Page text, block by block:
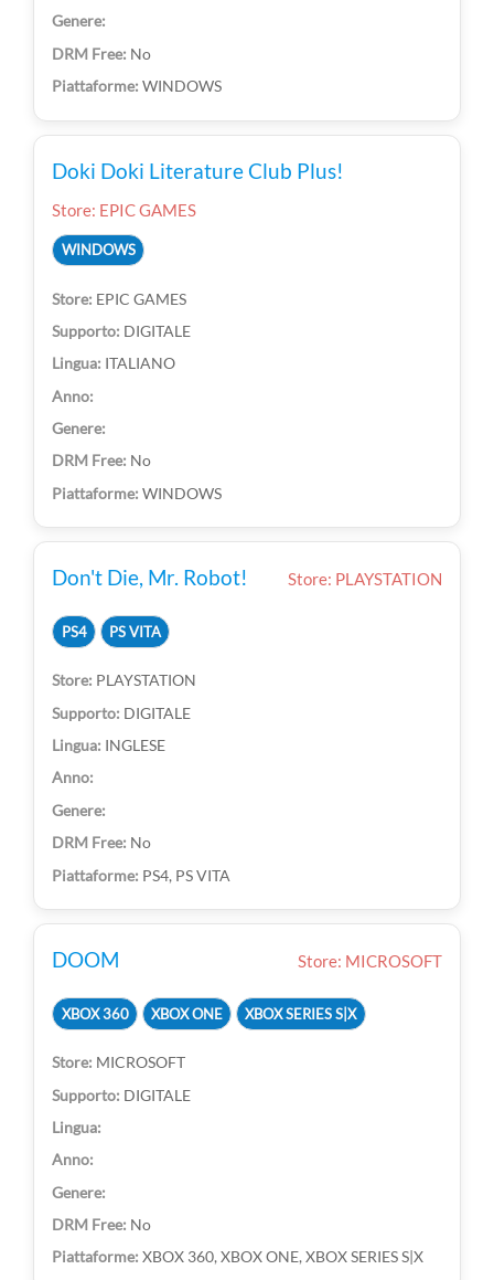
No
WINDOWS
Doki Doki Literature Club Plus!
Store: EPIC GAMES
WINDOWS
EPIC GAMES
DIGITALE
ITALIANO
No
WINDOWS
Don't Die, Mr. Robot! Store: PLAYSTATION
PS4 PS VITA
PLAYSTATION
DIGITALE
INGLESE
No
PS4, PS VITA
DOOM Store: MICROSOFT
XBOX 360 XBOX ONE XBOX SERIES S|X
MICROSOFT
DIGITALE
No
XBOX 360, XBOX ONE, XBOX SERIES S|X